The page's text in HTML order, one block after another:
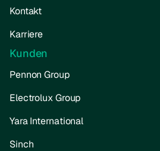
Kontakt
Karriere
Kunden
Pennon Group
Electrolux Group
Yara International
Sinch